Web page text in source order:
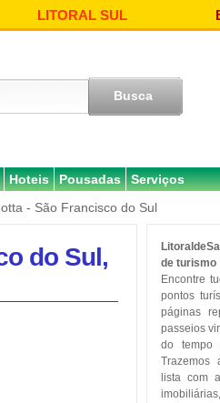
LITORAL SUL
Hoteis Pousadas
Serviços
- São Francisco do Sul
do Sul,
de turismo
Encontre
pontos
páginas
passeios
do tempo
Trazemos
lista com